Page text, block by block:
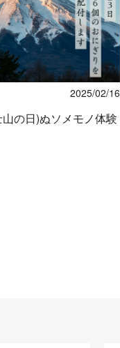
2025/02/16
の日)ぬソメモノ体験